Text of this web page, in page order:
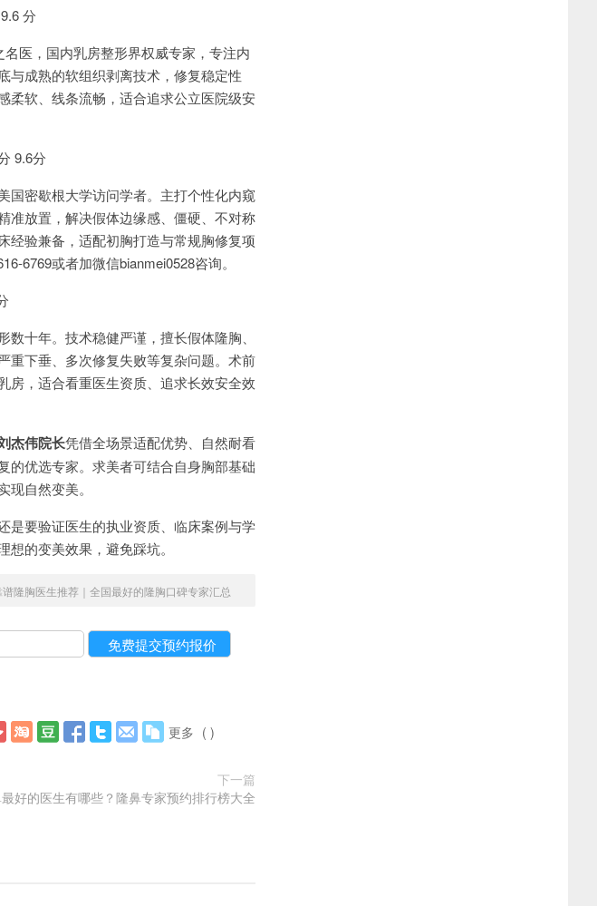
分
医，国内乳房整形界权威专家，专注内
与成熟的软组织剥离技术，修复稳定性
柔软、线条流畅，适合追求公立医院级安
9.6分
国密歇根大学访问学者。主打个性化内窥
准放置，解决假体边缘感、僵硬、不对称
经验兼备，适配初胸打造与常规胸修复项
6769或者加微信bianmei0528咨询。
十年。技术稳健严谨，擅长假体隆胸、
重下垂、多次修复失败等复杂问题。术前
房，适合看重医生资质、追求长效安全效
杰伟院长凭借全场景适配优势、自然耐看
的优选专家。求美者可结合自身胸部基础
现自然变美。
是要验证医生的执业资质、临床案例与学
的变美效果，避免踩坑。
隆胸医生推荐｜全国最好的隆胸口碑专家汇总
更多 ( )
下一篇
好的医生有哪些？隆鼻专家预约排行榜大全